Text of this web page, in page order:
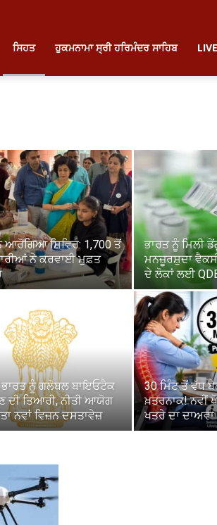
ਸਿਹਤ ਹੁਕਮਨਾਮਾ ਸ੍ਰੀ ਹਰਿਮੰਦਰ ਸਾਹਿਬ
ਸ਼ਿਵਿਰ: 1,700 ਤੋਂ
ਨੇ ਕਰਵਾਈ ਮੁਫ਼ਤ
ਭਾਰਤ ਨੂੰ ਮਿਲੀ
ਮਨਜ਼ੂਰਸ਼ੁਦਾ
ਦੇ ਲੋਕਾਂ ਲਈ
ਨੂੰ ਗਲੋਬਲ ਬਾਇਓਟੈਕ
ਦੀ ਤਿਆਰੀ, ਨੀਤੀ ਆਯੋਗ
ਨਵਾਂ ਵਿਜ਼ਨ ਦਸਤਾਵੇਜ਼
30 ਮਿੰਟ ਤੋਂ ਵੱਧ
ਖ਼ਤਰਨਾਕ! ਨਵੀਂ
ਖਤਰੇ ਦਾ ਦਾਅਵਾ